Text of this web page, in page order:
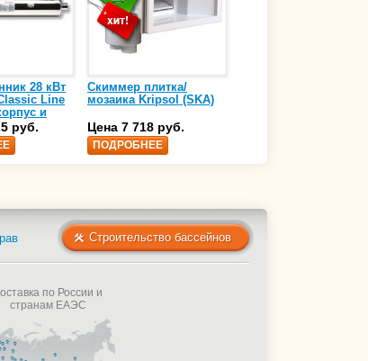
28 кВт
Line
и
(10 01
руб.
Скиммер плитка/
мозаика Kripsol (SKA)
Цена 7 718 руб.
ПОДРОБНЕЕ
Строительство бассейнов
по России и
странам ЕАЭС